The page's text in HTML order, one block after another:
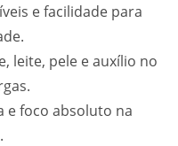
e facilidade para
leite, pele e auxílio no
e foco absoluto na